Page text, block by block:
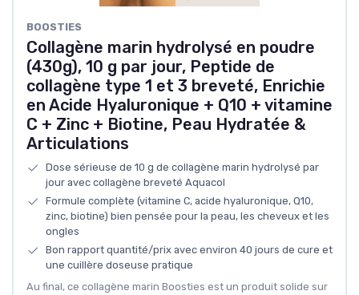
‎BOOSTIES
Collagène marin hydrolysé en poudre
(430g), 10 g par jour, Peptide de
collagène type 1 et 3 breveté, Enrichie
en Acide Hyaluronique + Q10 + vitamine
C + Zinc + Biotine, Peau Hydratée &
Articulations
Dose sérieuse de 10 g de collagène marin hydrolysé par
jour avec collagène breveté Aquacol
Formule complète (vitamine C, acide hyaluronique, Q10,
zinc, biotine) bien pensée pour la peau, les cheveux et les
ongles
Bon rapport quantité/prix avec environ 40 jours de cure et
une cuillère doseuse pratique
Au final, ce collagène marin Boosties est un produit solide sur